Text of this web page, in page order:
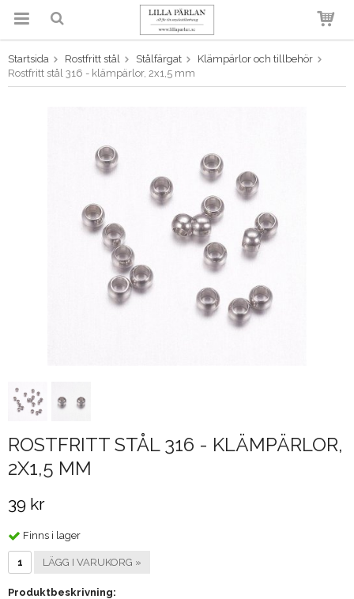
Produkten har blivit tillagd i
varukorgen
Startsida Rostfritt stål Stålfärgat
Klämpärlor och tillbehör
Rostfritt stål 316 - klämpärlor, 2x1,5 mm
ROSTFRITT STÅL 316 - KLÄMPÄRLOR,
2X1,5 MM
39 kr
Finns i lager
LÄGG I VARUKORG »
Produktbeskrivning: